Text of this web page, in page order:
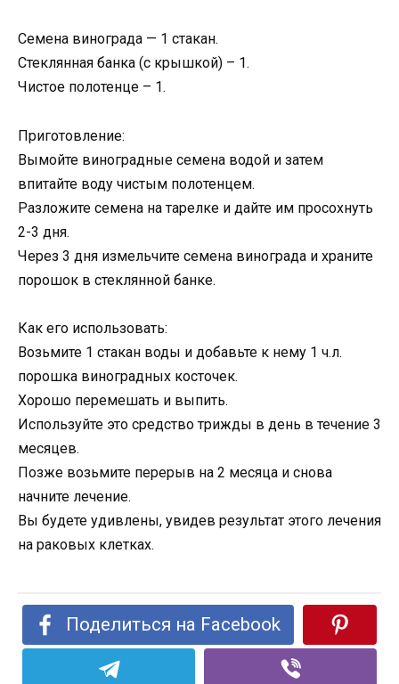
Семена винограда — 1 стакан.
Стеклянная банка (с крышкой) – 1.
Чистое полотенце – 1.
Приготовление:
Вымойте виноградные семена водой и затем
впитайте воду чистым полотенцем.
Разложите семена на тарелке и дайте им просохнуть
2-3 дня.
Через 3 дня измельчите семена винограда и храните
порошок в стеклянной банке.
Как его использовать:
Возьмите 1 стакан воды и добавьте к нему 1 ч.л.
порошка виноградных косточек.
Хорошо перемешать и выпить.
Используйте это средство трижды в день в течение 3
месяцев.
Позже возьмите перерыв на 2 месяца и снова
начните лечение.
Вы будете удивлены, увидев результат этого лечения
на раковых клетках.
Поделиться на Facebook